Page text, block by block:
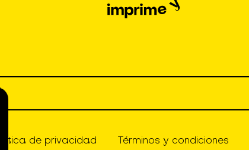
de privacidad Términos y condiciones